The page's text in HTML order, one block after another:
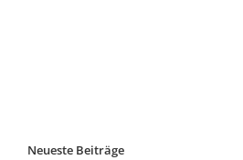
Neueste Beiträge